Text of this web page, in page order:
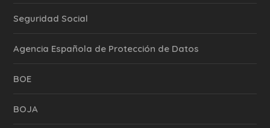
Seguridad Social
Agencia Española de Protección de Datos
BOE
BOJA